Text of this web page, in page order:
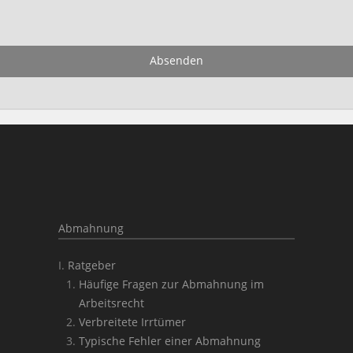
Absenden
Abmahnung
Ratgeber
Häufige Fragen zur Abmahnung im
Arbeitsrecht
Verbreitete Irrtümer
Typische Fehler einer Abmahnung